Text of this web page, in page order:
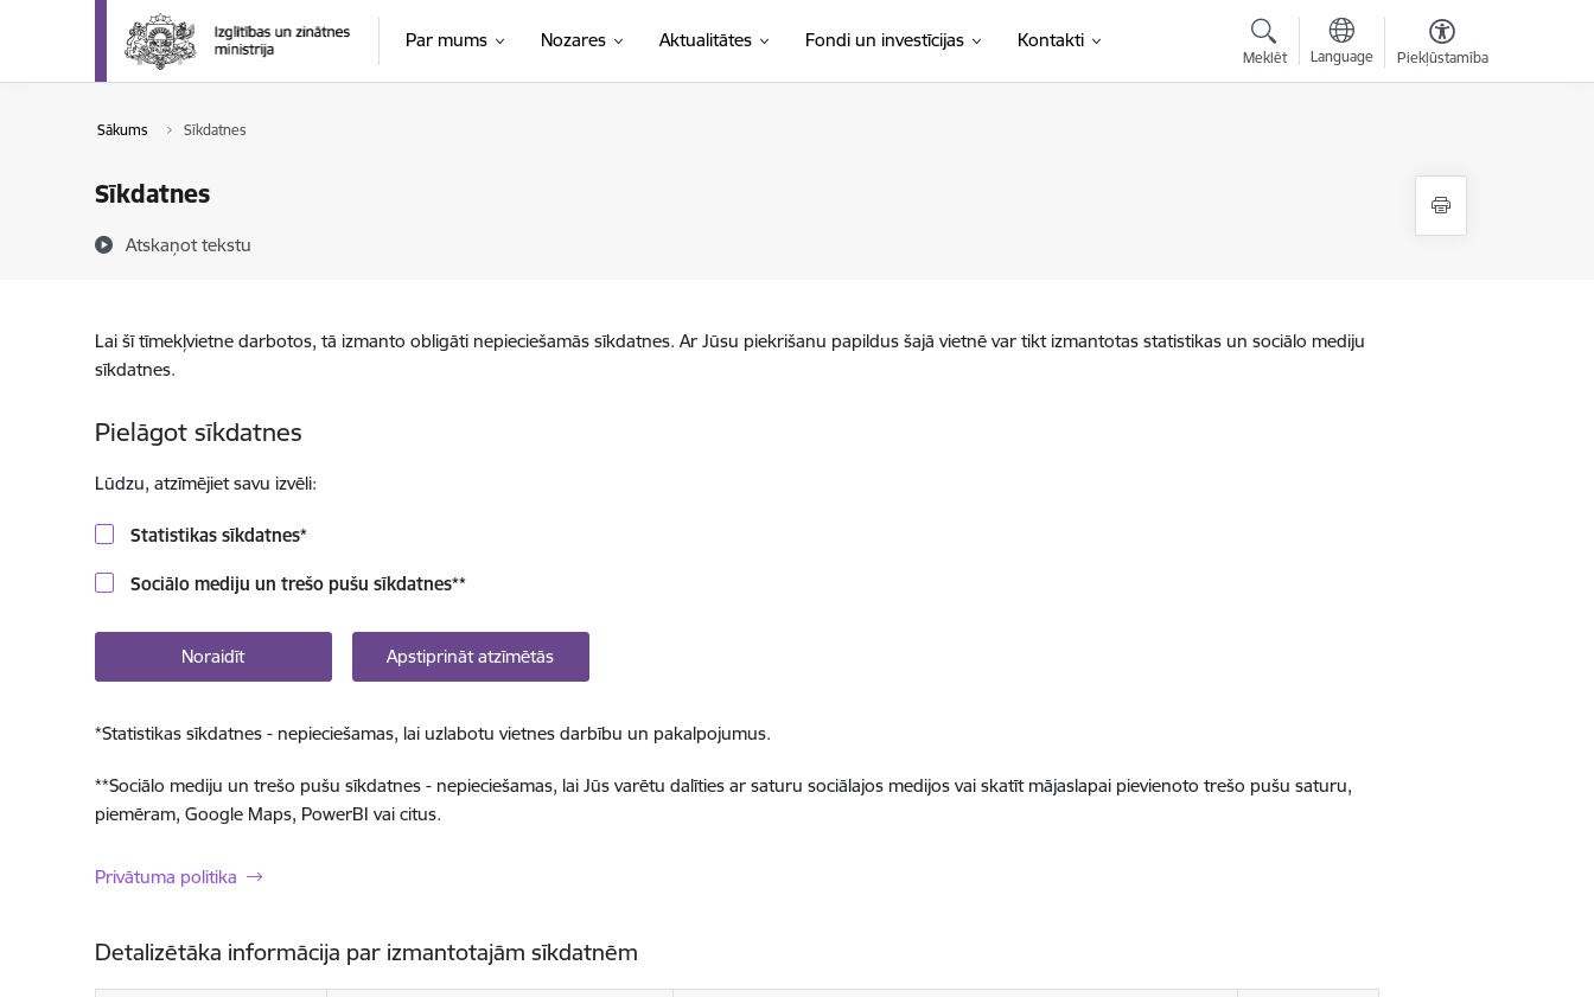
Pāriet uz lapas saturu
Par mums Nozares Aktualitātes Fondi un investīcijas Kontakti
Meklēt Language Piekļūstamība
Sākums Sīkdatnes
Sīkdatnes
Atskaņot tekstu
Lai šī tīmekļvietne darbotos, tā izmanto obligāti nepieciešamās sīkdatnes. Ar Jūsu piekrišanu papildus šajā vietnē var tikt izmantotas statistikas un sociālo mediju
sīkdatnes.
Pielāgot sīkdatnes
Lūdzu, atzīmējiet savu izvēli:
Statistikas sīkdatnes*
Sociālo mediju un trešo pušu sīkdatnes**
Noraidīt Apstiprināt atzīmētās
*Statistikas sīkdatnes - nepieciešamas, lai uzlabotu vietnes darbību un pakalpojumus.
**Sociālo mediju un trešo pušu sīkdatnes - nepieciešamas, lai Jūs varētu dalīties ar saturu sociālajos medijos vai skatīt mājaslapai pievienoto trešo pušu saturu,
piemēram, Google Maps, PowerBI vai citus.
Privātuma politika
Detalizētāka informācija par izmantotajām sīkdatnēm